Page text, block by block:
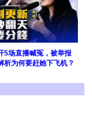
5场直播喊冤，被举报
析为何要赶她下飞机？